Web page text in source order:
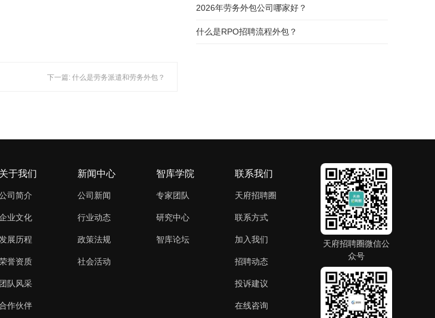
下一篇: 什么是劳务派遣和劳务外包？
2026年劳务外包公司哪家好？
什么是RPO招聘流程外包？
关于我们
司简介
业文化
发展历程
誉资质
团队风采
作伙伴
新闻中心
公司新闻
行业动态
政策法规
社会活动
智库学院
专家团队
研究中心
智库论坛
联系我们
天府招聘圈
联系方式
加入我们
招聘动态
投诉建议
在线咨询
天府招聘圈微信公
众号